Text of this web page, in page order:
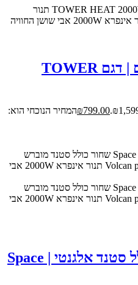
תנור עמוד אינפרא אדום | דגם TOWER
₪799.00
המחיר הנוכחי הוא:
תנור אינפרא אדום | כולל סטנד אלגנטי | Space